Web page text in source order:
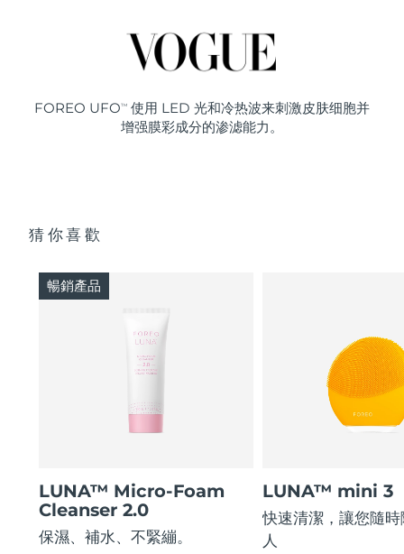
FOREO UFO TM
使用 LED 光和冷热波来刺激皮肤细胞并
增强膜彩成分的渗滤能力。
猜你喜歡
LUNA™ Micro-Foam
Cleanser 2.0
保濕、補水、不緊繃。
暢銷產品
LUNA™ mini 3
快速清潔，讓您隨
人